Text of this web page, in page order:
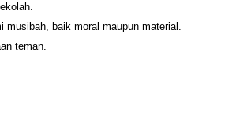
musibah, baik moral maupun material.
teman.